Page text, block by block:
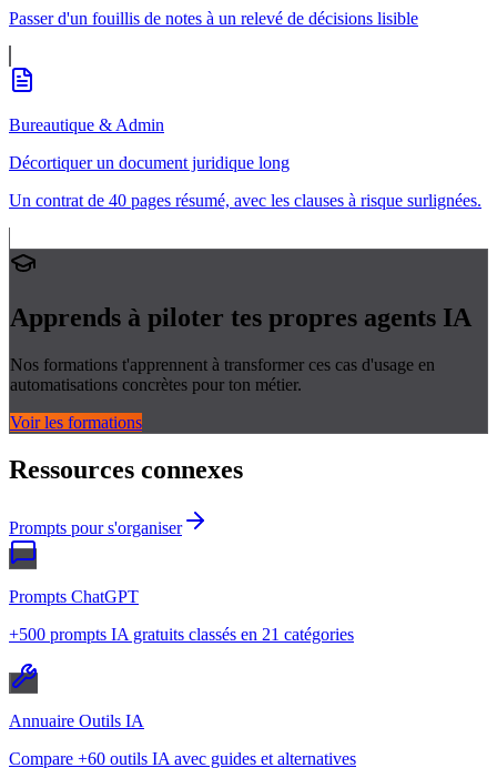
Passer d'un fouillis de notes à un relevé de décisions lisible
Bureautique & Admin
Décortiquer un document juridique long
Un contrat de 40 pages résumé, avec les clauses à risque surlignées.
Apprends à piloter tes propres agents IA
Nos formations t'apprennent à transformer ces cas d'usage en
automatisations concrètes pour ton métier.
Voir les formations
Ressources connexes
Prompts pour s'organiser
Prompts ChatGPT
+500 prompts IA gratuits classés en 21 catégories
Annuaire Outils IA
Compare +60 outils IA avec guides et alternatives